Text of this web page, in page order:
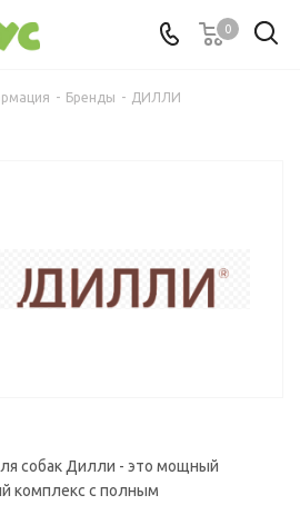
0
- Бренды - ДИЛЛИ
собак Дилли - это мощный
комплекс с полным